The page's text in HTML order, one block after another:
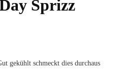
Sprizz
gekühlt schmeckt dies durchaus